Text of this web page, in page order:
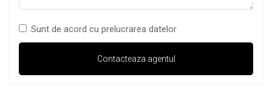
Sunt de acord cu prelucrarea datelor